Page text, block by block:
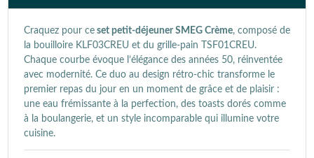
Craquez pour ce set petit-déjeuner SMEG Crème, composé de
la bouilloire KLF03CREU et du grille-pain TSF01CREU.
Chaque courbe évoque l’élégance des années 50, réinventée
avec modernité. Ce duo au design rétro-chic transforme le
premier repas du jour en un moment de grâce et de plaisir :
une eau frémissante à la perfection, des toasts dorés comme
à la boulangerie, et un style incomparable qui illumine votre
cuisine.